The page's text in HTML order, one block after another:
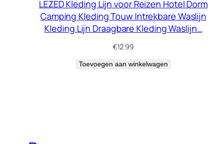
LEZED Kleding Lijn voor Reizen Hotel Dorm
Camping Kleding Touw Intrekbare Waslijn
Kleding Lijn Draagbare Kleding Waslijn…
€12.99
Toevoegen aan winkelwagen